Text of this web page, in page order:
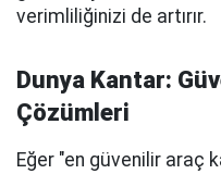
verimliliğinizi de artırır.
Dunya Kantar:
Çözümleri
Eğer "en güvenilir araç